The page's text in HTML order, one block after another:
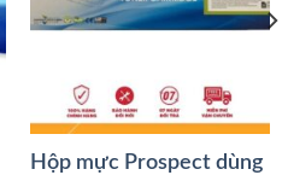
Hộp mực Prospect dùng